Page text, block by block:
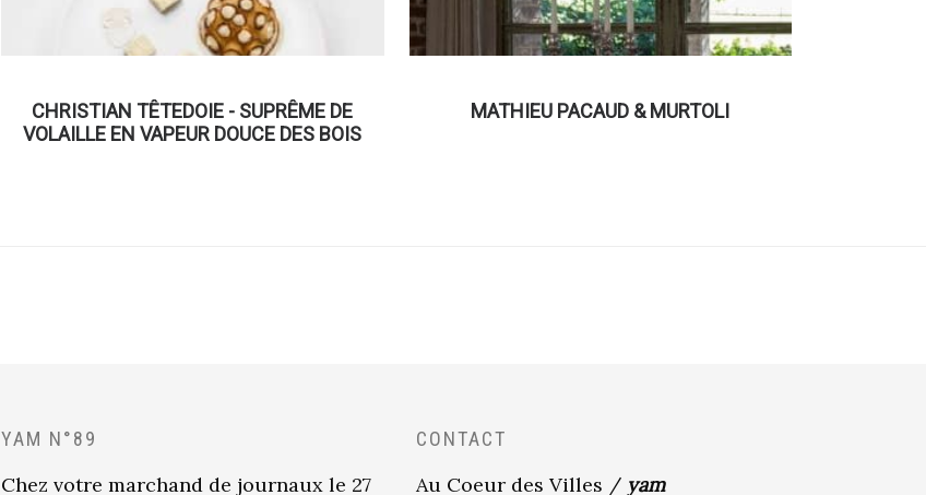
CHRISTIAN TÊTEDOIE - SUPRÊME DE
VOLAILLE EN VAPEUR DOUCE DES BOIS
MATHIEU PACAUD & MURTOLI
YAM N°89
Chez votre marchand de journaux le 27
CONTACT
Au Coeur des Villes / yam